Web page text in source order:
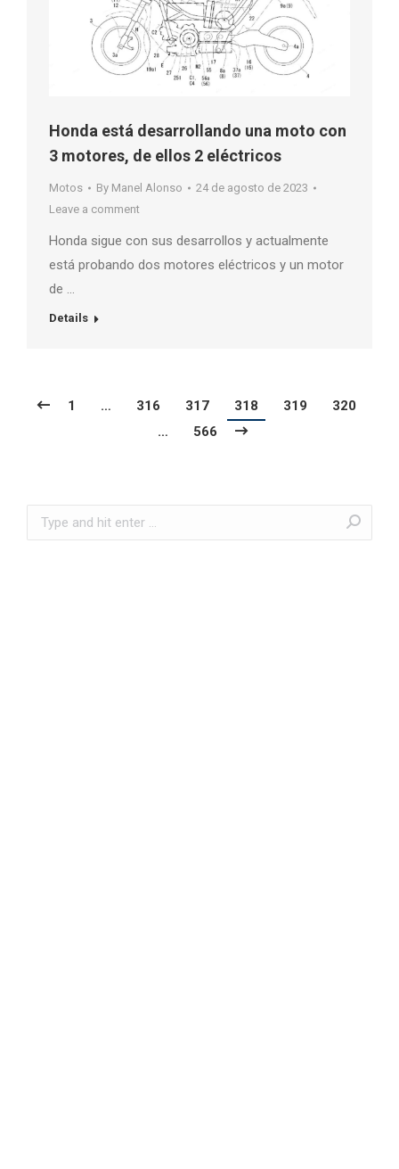
Honda está desarrollando una moto con
3 motores, de ellos 2 eléctricos
Motos By Manel Alonso
24 de agosto de 2023
Leave a comment
Honda sigue con sus desarrollos y actualmente
está probando dos motores eléctricos y un motor
de …
Details
1 … 316 317 318 319
320
…
566
Search: